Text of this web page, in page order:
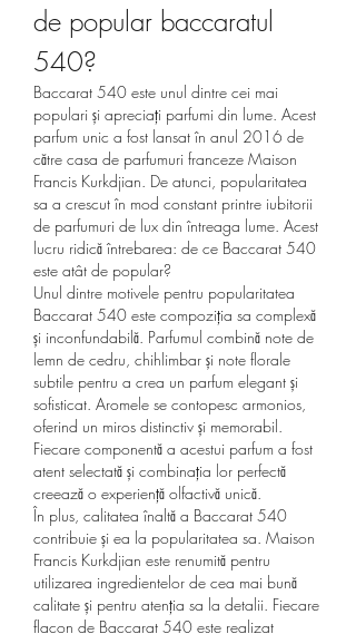
de popular baccaratul
540?
Baccarat 540 este unul dintre cei mai
populari și apreciați parfumi din lume. Acest
parfum unic a fost lansat în anul 2016 de
către casa de parfumuri franceze Maison
Francis Kurkdjian. De atunci, popularitatea
sa a crescut în mod constant printre iubitorii
de parfumuri de lux din întreaga lume. Acest
lucru ridică întrebarea: de ce Baccarat 540
este atât de popular?
Unul dintre motivele pentru popularitatea
Baccarat 540 este compoziția sa complexă
și inconfundabilă. Parfumul combină note de
lemn de cedru, chihlimbar și note florale
subtile pentru a crea un parfum elegant și
sofisticat. Aromele se contopesc armonios,
oferind un miros distinctiv și memorabil.
Fiecare componentă a acestui parfum a fost
atent selectată și combinația lor perfectă
creează o experiență olfactivă unică.
În plus, calitatea înaltă a Baccarat 540
contribuie și ea la popularitatea sa. Maison
Francis Kurkdjian este renumită pentru
utilizarea ingredientelor de cea mai bună
calitate și pentru atenția sa la detalii. Fiecare
flacon de Baccarat 540 este realizat